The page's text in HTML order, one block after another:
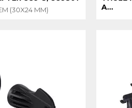
(30X24 MM)
A...